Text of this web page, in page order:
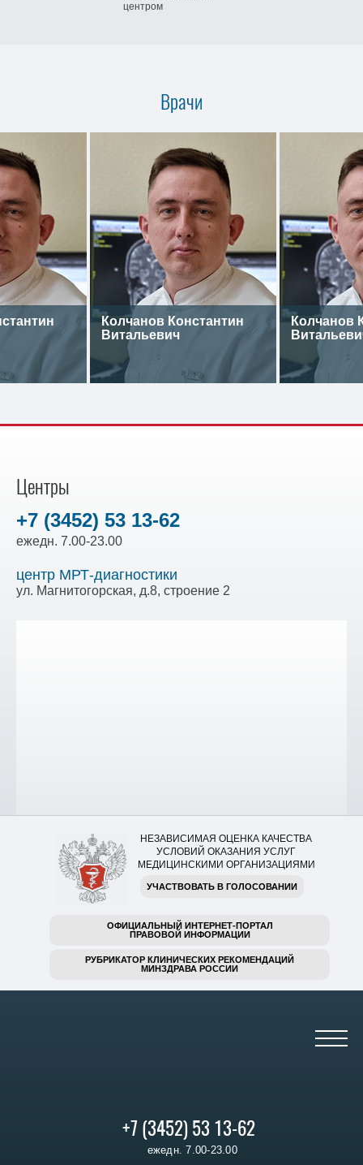
центром
Врачи
Колчанов Константин
Витальевич
Колчанов
Центры
+7 (3452) 53 13-62
ежедн. 7.00-23.00
центр МРТ-диагностики
ул. Магнитогорская, д.8, строение 2
НЕЗАВИСИМАЯ ОЦЕНКА КАЧЕСТВА
УСЛОВИЙ ОКАЗАНИЯ УСЛУГ
МЕДИЦИНСКИМИ ОРГАНИЗАЦИЯМИ
УЧАСТВОВАТЬ В ГОЛОСОВАНИИ
ОФИЦИАЛЬНЫЙ ИНТЕРНЕТ-ПОРТАЛ
ПРАВОВОЙ ИНФОРМАЦИИ
РУБРИКАТОР КЛИНИЧЕСКИХ РЕКОМЕНДАЦИЙ
МИНЗДРАВА РОССИИ
+7 (3452) 53 13-62
ежедн. 7.00-23.00